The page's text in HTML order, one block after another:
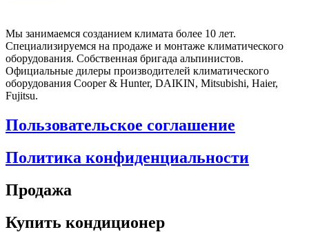
Мы занимаемся созданием климата более 10 лет.
Специализируемся на продаже и монтаже климатического
оборудования. Собственная бригада альпинистов.
Официальные дилеры производителей климатического
оборудования Cooper & Hunter, DAIKIN, Mitsubishi, Haier,
Fujitsu.
Пользовательское соглашение
Политика конфиденциальности
Продажа
Купить кондиционер